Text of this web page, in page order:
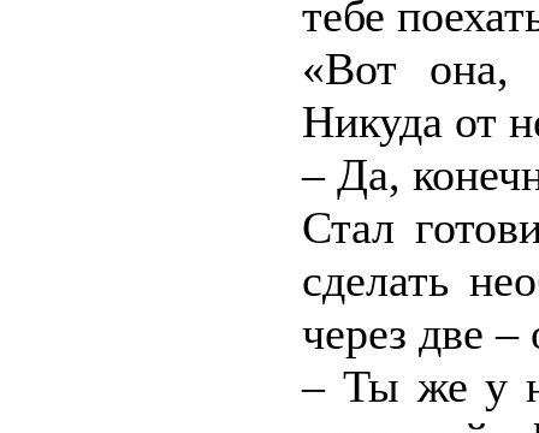
тебе
«Вот она,
Никуда от
– Да,
Стал
сделать
через две –
– Ты же у